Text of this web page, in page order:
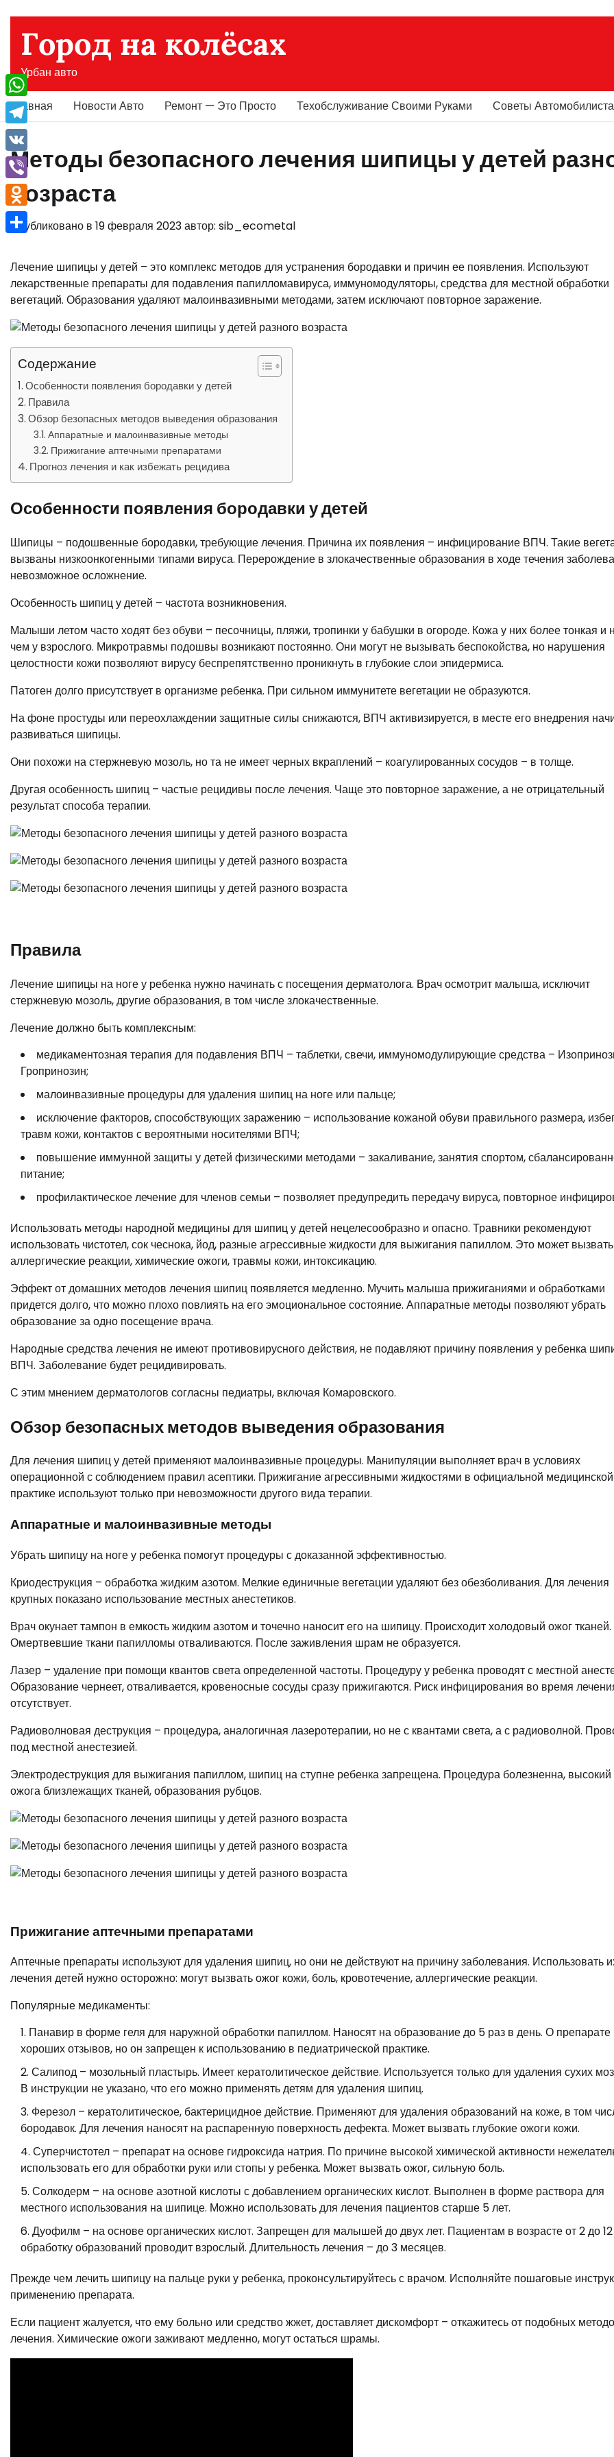
содержимому
Город на колёсах
Урбан авто
Главная Новости Авто Ремонт — Это Просто Техобслуживание Своими Руками Советы
Методы безопасного лечения шипицы у детей
возраста
Опубликовано в 19 февраля 2023автор: sib_ecometal
Лечение шипицы у детей – это комплекс методов для устранения бородавки и причин ее появления. Используют
лекарственные препараты для подавления папилломавируса, иммуномодуляторы, средства для местной обработки
вегетаций. Образования удаляют малоинвазивными методами, затем исключают повторное заражение.
Содержание
Особенности появления бородавки у детей
Правила
Обзор безопасных методов выведения образования
Аппаратные и малоинвазивные методы
Прижигание аптечными препаратами
Прогноз лечения и как избежать рецидива
Особенности появления бородавки у детей
Шипицы – подошвенные бородавки, требующие лечения. Причина их появления – инфицирование ВПЧ. Такие
вызваны низкоонкогенными типами вируса. Перерождение в злокачественные образования в ходе течения
невозможное осложнение.
Особенность шипиц у детей – частота возникновения.
Малыши летом часто ходят без обуви – песочницы, пляжи, тропинки у бабушки в огороде. Кожа у них более тонкая и
чем у взрослого. Микротравмы подошвы возникают постоянно. Они могут не вызывать беспокойства, но нарушения
целостности кожи позволяют вирусу беспрепятственно проникнуть в глубокие слои эпидермиса.
Патоген долго присутствует в организме ребенка. При сильном иммунитете вегетации не образуются.
На фоне простуды или переохлаждении защитные силы снижаются, ВПЧ активизируется, в месте его внедрения
развиваться шипицы.
Они похожи на стержневую мозоль, но та не имеет черных вкраплений – коагулированных сосудов – в толще.
Другая особенность шипиц – частые рецидивы после лечения. Чаще это повторное заражение, а не отрицательный
результат способа терапии.
Правила
Лечение шипицы на ноге у ребенка нужно начинать с посещения дерматолога. Врач осмотрит малыша, исключит
стержневую мозоль, другие образования, в том числе злокачественные.
Лечение должно быть комплексным:
медикаментозная терапия для подавления ВПЧ – таблетки, свечи, иммуномодулирующие средства –
Гропринозин;
малоинвазивные процедуры для удаления шипиц на ноге или пальце;
исключение факторов, способствующих заражению – использование кожаной обуви правильного размера,
травм кожи, контактов с вероятными носителями ВПЧ;
повышение иммунной защиты у детей физическими методами – закаливание, занятия спортом,
питание;
профилактическое лечение для членов семьи – позволяет предупредить передачу вируса, повторное
Использовать методы народной медицины для шипиц у детей нецелесообразно и опасно. Травники рекомендуют
использовать чистотел, сок чеснока, йод, разные агрессивные жидкости для выжигания папиллом. Это может вызвать
аллергические реакции, химические ожоги, травмы кожи, интоксикацию.
Эффект от домашних методов лечения шипиц появляется медленно. Мучить малыша прижиганиями и обработками
придется долго, что можно плохо повлиять на его эмоциональное состояние. Аппаратные методы позволяют убрать
образование за одно посещение врача.
Народные средства лечения не имеют противовирусного действия, не подавляют причину появления у ребенка
ВПЧ. Заболевание будет рецидивировать.
С этим мнением дерматологов согласны педиатры, включая Комаровского.
Обзор безопасных методов выведения образования
Для лечения шипиц у детей применяют малоинвазивные процедуры. Манипуляции выполняет врач в условиях
операционной с соблюдением правил асептики. Прижигание агрессивными жидкостями в официальной медицинской
практике используют только при невозможности другого вида терапии.
Аппаратные и малоинвазивные методы
Убрать шипицу на ноге у ребенка помогут процедуры с доказанной эффективностью.
Криодеструкция – обработка жидким азотом. Мелкие единичные вегетации удаляют без обезболивания. Для лечения
крупных показано использование местных анестетиков.
Врач окунает тампон в емкость жидким азотом и точечно наносит его на шипицу. Происходит холодовый ожог тканей.
Омертвевшие ткани папилломы отваливаются. После заживления шрам не образуется.
Лазер – удаление при помощи квантов света определенной частоты. Процедуру у ребенка проводят с местной
Образование чернеет, отваливается, кровеносные сосуды сразу прижигаются. Риск инфицирования во время
отсутствует.
Радиоволновая деструкция – процедура, аналогичная лазеротерапии, но не с квантами света, а с радиоволной.
под местной анестезией.
Электродеструкция для выжигания папиллом, шипиц на ступне ребенка запрещена. Процедура болезненна, высокий
ожога близлежащих тканей, образования рубцов.
Прижигание аптечными препаратами
Аптечные препараты используют для удаления шипиц, но они не действуют на причину заболевания. Использовать
лечения детей нужно осторожно: могут вызвать ожог кожи, боль, кровотечение, аллергические реакции.
Популярные медикаменты:
Панавир в форме геля для наружной обработки папиллом. Наносят на образование до 5 раз в день. О препарате
хороших отзывов, но он запрещен к использованию в педиатрической практике.
Салипод – мозольный пластырь. Имеет кератолитическое действие. Используется только для удаления сухих
В инструкции не указано, что его можно применять детям для удаления шипиц.
Ферезол – кератолитическое, бактерицидное действие. Применяют для удаления образований на коже, в том
бородавок. Для лечения наносят на распаренную поверхность дефекта. Может вызвать глубокие ожоги кожи.
Суперчистотел – препарат на основе гидроксида натрия. По причине высокой химической активности
использовать его для обработки руки или стопы у ребенка. Может вызвать ожог, сильную боль.
Солкодерм – на основе азотной кислоты с добавлением органических кислот. Выполнен в форме раствора для
местного использования на шипице. Можно использовать для лечения пациентов старше 5 лет.
Дуофилм – на основе органических кислот. Запрещен для малышей до двух лет. Пациентам в возрасте от 2 до 12
обработку образований проводит взрослый. Длительность лечения – до 3 месяцев.
Прежде чем лечить шипицу на пальце руки у ребенка, проконсультируйтесь с врачом. Исполняйте пошаговые
применению препарата.
Если пациент жалуется, что ему больно или средство жжет, доставляет дискомфорт – откажитесь от подобных
лечения. Химические ожоги заживают медленно, могут остаться шрамы.
WhatsApp
Telegram
VK
Viber
Odnoklassniki